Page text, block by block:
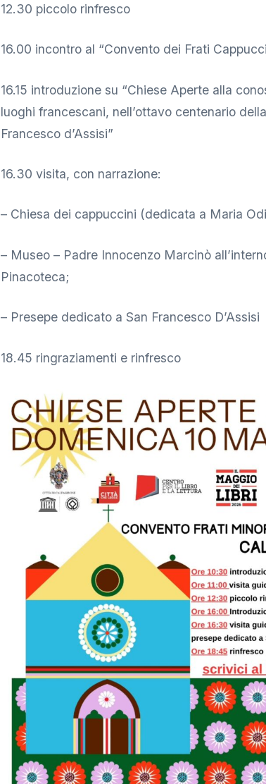
12.30 piccolo rinfresco
16.00 incontro al “Convento dei Frati
16.15 introduzione su “Chiese Aperte alla
luoghi francescani, nell’ottavo centenario
Francesco d’Assisi”
16.30 visita, con narrazione:
– Chiesa dei cappuccini (dedicata a Maria
– Museo – Padre Innocenzo Marcinò
Pinacoteca;
– Presepe dedicato a San Francesco D’Assisi
18.45 ringraziamenti e rinfresco